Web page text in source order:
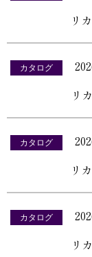
リ
カタログ
リ
カタログ
リ
カタログ
リ